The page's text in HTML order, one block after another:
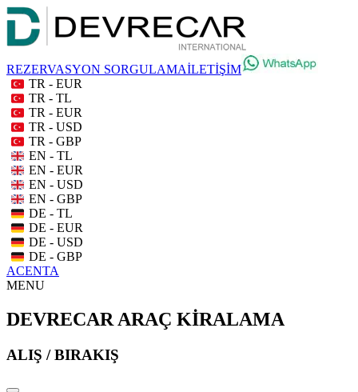
REZERVASYON SORGULAMAİLETİŞİM
TR - EUR
TR - TL
TR - EUR
TR - USD
TR - GBP
EN - TL
EN - EUR
EN - USD
EN - GBP
DE - TL
DE - EUR
DE - USD
DE - GBP
ACENTA
MENU
DEVRECAR ARAÇ KİRALAMA
ALIŞ / BIRAKIŞ